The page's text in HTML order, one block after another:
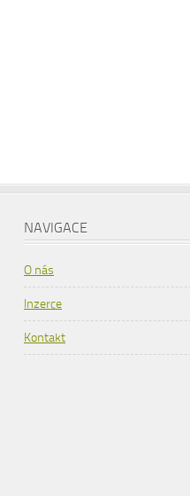
NAVIGACE
O nás
Inzerce
Kontakt